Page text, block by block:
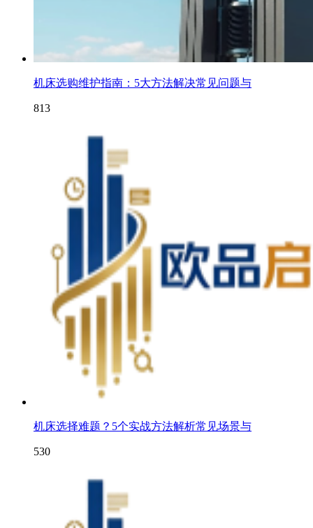
机床选购维护指南：5大方法解决常见问题与
813
机床选择难题？5个实战方法解析常见场景与
530